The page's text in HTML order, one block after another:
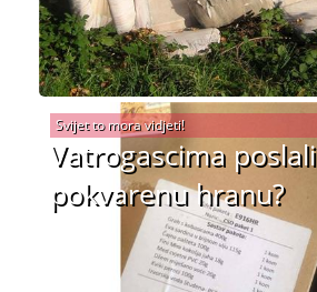
Vatrogascima poslali
pokvarenu hranu?
Svijet to mora vidjeti!